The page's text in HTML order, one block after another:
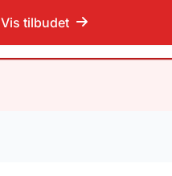
Vis tilbudet